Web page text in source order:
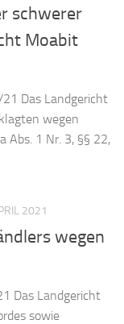
schwerer
Moabit
Das Landgericht
wegen
Abs. 1 Nr. 3, §§ 22,
2021
wegen
Das Landgericht
sowie